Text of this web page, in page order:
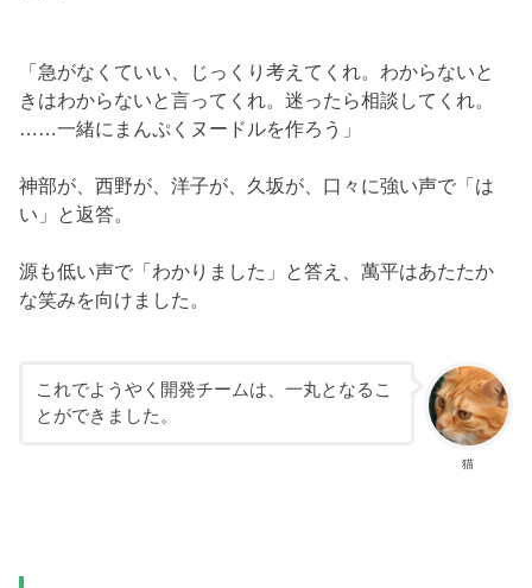
「急がなくていい、じっくり考えてくれ。わからないと
きはわからないと言ってくれ。迷ったら相談してくれ。
……一緒にまんぷくヌードルを作ろう」
神部が、西野が、洋子が、久坂が、口々に強い声で「は
い」と返答。
源も低い声で「わかりました」と答え、萬平はあたたか
な笑みを向けました。
猫
これでようやく開発チームは、一丸となるこ
とができました。